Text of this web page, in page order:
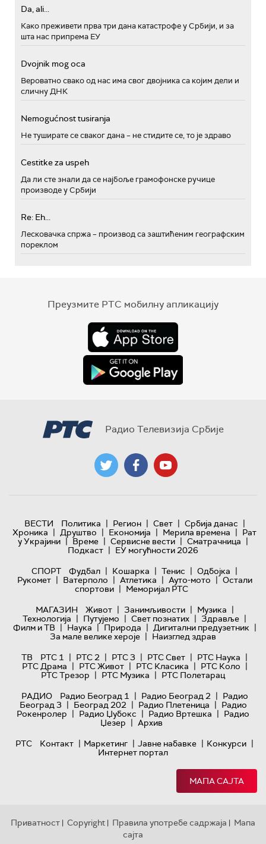
Da, ali...
Како преживети прва три дана катастрофе у Србији, и за
шта нас припрема ЕУ
Dvojnik mog oca
Вероватно свако од нас има свог двојника са којим дели и
сличну ДНК
Nemogućnost tusiranja
Не туширате се сваког дана – не стидите се, то је здраво
Cestitke za uspeh
Да ли сте знали да се најбоље грамофонске ручице
производе у Србији
Re: Eh...
Лесковачка спржа – производ са заштићеним географским
пореклом
Преузмите РТС мобилну апликацију
Радио Телевизија Србије
ВЕСТИ Политика | Регион | Свет | Србија данас |
Хроника | Друштво | Економија | Мерила времена | Рат
у Украјини | Време | Сервисне вести | Сматрачница |
Подкаст | ЕУ могућности 2026
СПОРТ
Фудбал | Кошарка | Тенис | Одбојка |
Рукомет | Ватерполо | Атлетика | Ауто-мото | Остали
спортови | Меморијал РТС
МАГАЗИН
Живот | Занимљивости | Музика |
Технологијa | Путујемо | Свет познатих | Здравље |
Филм и ТВ | Наука | Природа | Дигитални предузетник |
За мале велике хероје | Наизглед здрав
ТВ
РТС 1 | РТС 2 | РТС 3 | РТС Свет | РТС Наука |
РТС Драма | РТС Живот | РТС Класика | РТС Коло |
РТС Трезор | РТС Музика | РТС Полетарац
РАДИО
Радио Београд 1 | Радио Београд 2 | Радио
Београд 3 | Београд 202 | Радио Плетеница | Радио
Рокенролер | Радио Џубокс | Радио Вртешка | Радио
Џезер | Архив
РТС
Контакт | Маркетинг | Јавне набавке | Конкурси |
Интернет портал
МАПА САЈТА
Приватност | Copyright | Правила употребе садржаја | Мапа
сајта